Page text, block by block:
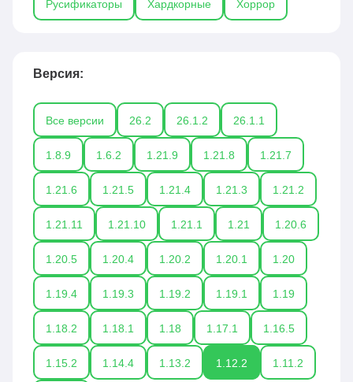
Русификаторы Хардкорные Хоррор
Версия:
Все версии 26.2 26.1.2 26.1.1
1.8.9 1.6.2 1.21.9 1.21.8 1.21.7
1.21.6 1.21.5 1.21.4 1.21.3 1.21.2
1.21.11 1.21.10 1.21.1 1.21 1.20.6
1.20.5 1.20.4 1.20.2 1.20.1 1.20
1.19.4 1.19.3 1.19.2 1.19.1 1.19
1.18.2 1.18.1 1.18 1.17.1 1.16.5
1.15.2 1.14.4 1.13.2 1.12.2 1.11.2